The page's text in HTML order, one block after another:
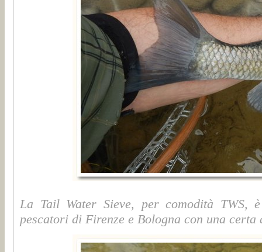
La Tail Water Sieve, per comodità TWS,
pescatori di Firenze e Bologna con una